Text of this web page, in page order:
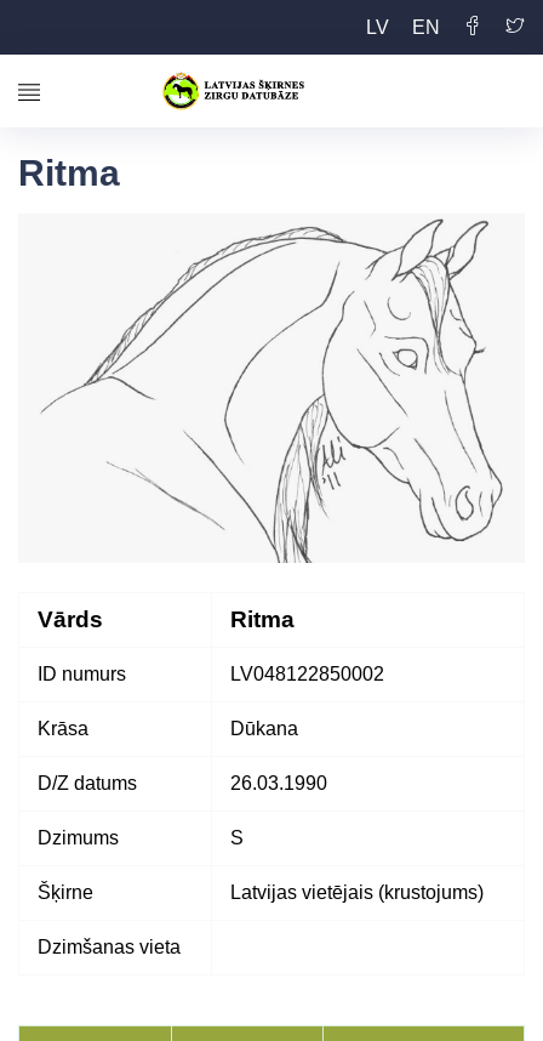
LV EN
Ritma
Vārds Ritma
ID numurs LV048122850002
Krāsa Dūkana
D/Z datums 26.03.1990
Dzimums S
Šķirne Latvijas vietējais (krustojums)
Dzimšanas vieta